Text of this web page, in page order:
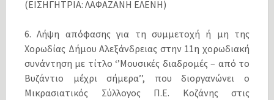
(ΕΙΣΗΓΗΤΡΙΑ: ΛΑΦΑΖΑΝΗ ΕΛΕΝΗ)
6. Λήψη απόφασης για τη συμμετοχή ή μη της
Χορωδίας Δήμου Αλεξάνδρειας στην 11η χορωδιακή
συνάντηση με τίτλο ‘’Μουσικές διαδρομές – από το
Βυζάντιο μέχρι σήμερα’’, που διοργανώνει ο
Μικρασιατικός Σύλλογος Π.Ε. Κοζάνης στις